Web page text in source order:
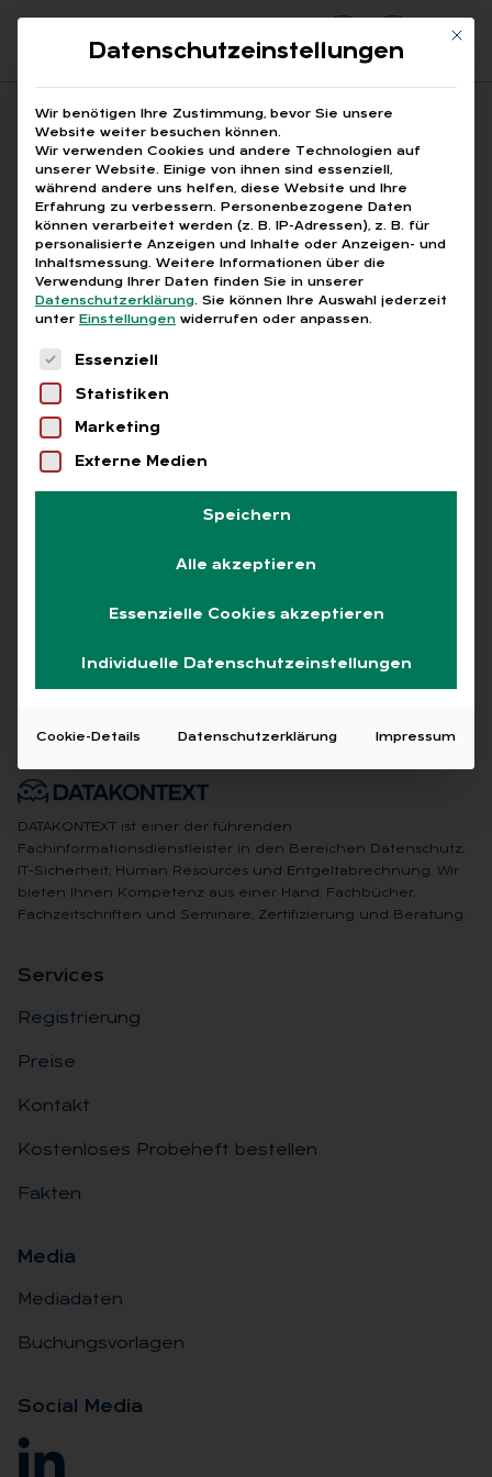
Suchfeld
Suchen
Breadcrumb-Navigation
STARTSEITE FORMNICHTIGKEIT
Alle Bei­trä­ge mit dem
Schlag­wort „Form­nich­
tig­keit“
Alle Free Abo L+G +
Keine Beiträge gefunden
DATAKONTEXT ist einer der führenden
Fachinformationsdienstleister in den Bereichen Datenschutz,
IT-Sicherheit, Human Resources und Entgeltabrechnung. Wir
bieten Ihnen Kompetenz aus einer Hand: Fachbücher,
Fachzeitschriften und Seminare, Zertifizierung und Beratung.
Ser­vices
Registrierung
Preise
Kontakt
Kostenloses Probeheft bestellen
Fakten
Me­dia
Mediadaten
Buchungsvorlagen
So­ci­al Me­dia
Mit
Datenschutzeinstellungen
Wir benötigen Ihre Zustimmung, bevor Sie unsere
Website weiter besuchen können.
Wir verwenden Cookies und andere Technologien auf
unserer Website. Einige von ihnen sind essenziell,
während andere uns helfen, diese Website und Ihre
Erfahrung zu verbessern. Personenbezogene Daten
können verarbeitet werden (z. B. IP-Adressen), z. B. für
personalisierte Anzeigen und Inhalte oder Anzeigen- und
Inhaltsmessung. Weitere Informationen über die
Verwendung Ihrer Daten finden Sie in unserer
Datenschutzerklärung. Sie können Ihre Auswahl jederzeit
unter Einstellungen widerrufen oder anpassen.
Es folgt eine Liste der Service-Gruppen, für
Essenziell
Statistiken
Marketing
Externe Medien
Speichern
Alle akzeptieren
Essenzielle Cookies akzeptieren
Individuelle Datenschutzeinstellungen
Cookie-Details Datenschutzerklärung Impressum